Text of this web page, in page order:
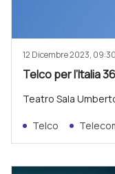
12 Dicembre 2023, 09:30
Telco per l’Italia
Teatro Sala
Telco